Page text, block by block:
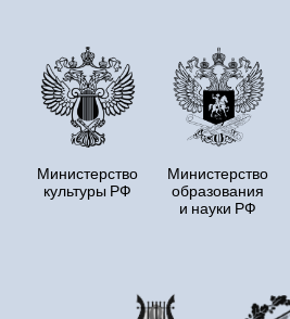
Министерство
культуры РФ
Министерство
образования
и науки РФ